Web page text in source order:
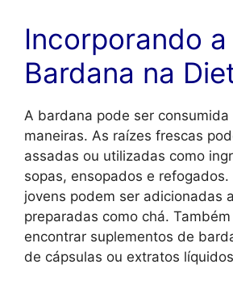
Incorporando a
Bardana na
A bardana pode ser
maneiras. As raízes frescas
assadas ou utilizadas como
sopas, ensopados e refogados.
jovens podem ser adicionadas
preparadas como chá.
encontrar suplementos de
de cápsulas ou extratos